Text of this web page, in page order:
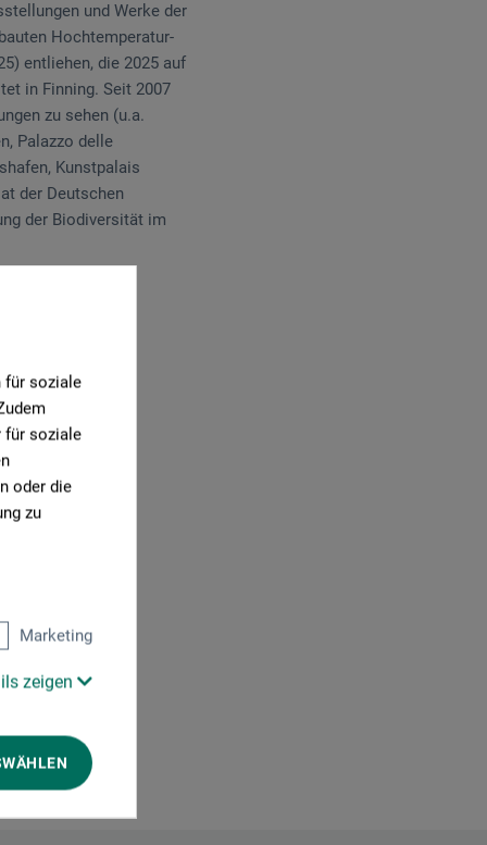
für soziale
für soziale
oder die
zu
Marketing
zeigen
und Werke der
Hochtemperatur-
entliehen, die 2025 auf
in Finning. Seit 2007
zu sehen (u.a.
Palazzo delle
Kunstpalais
der Deutschen
der Biodiversität im